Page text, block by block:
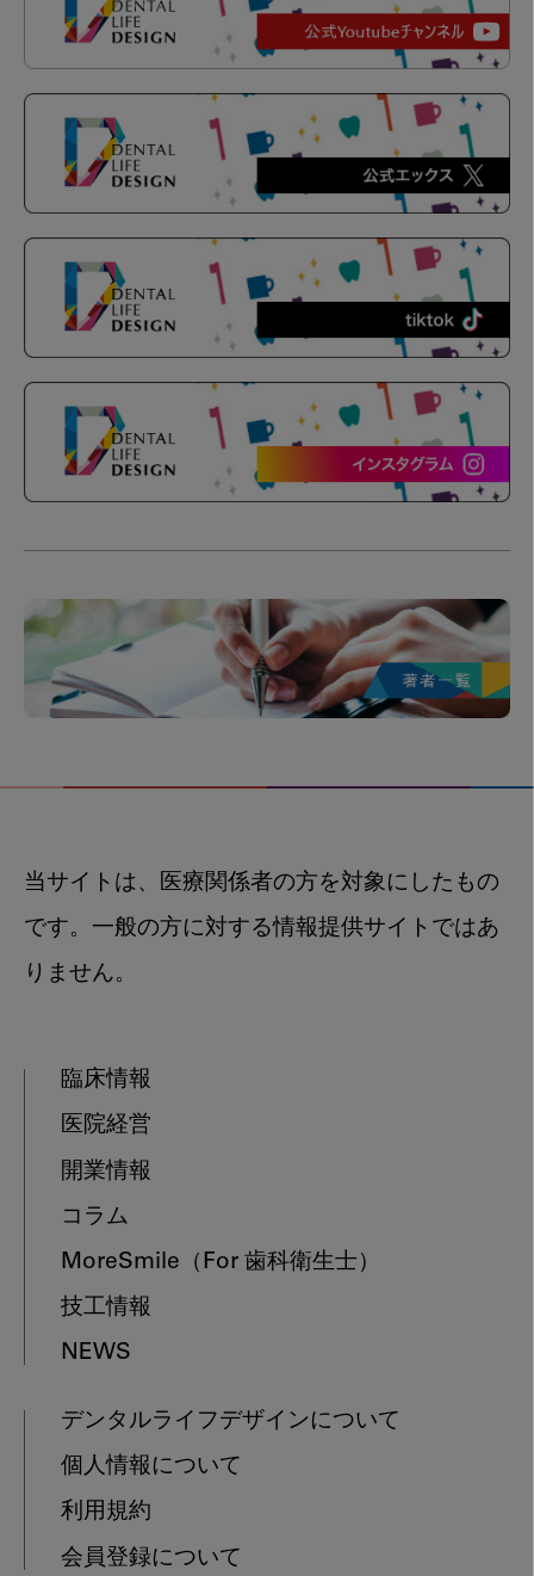
当サイトは、医療関係者の方を対象にしたもの
です。一般の方に対する情報提供サイトではあ
りません。
臨床情報
医院経営
開業情報
コラム
MoreSmile （For 歯科衛生士）
技工情報
NEWS
デンタルライフデザインについて
個人情報について
利用規約
会員登録について